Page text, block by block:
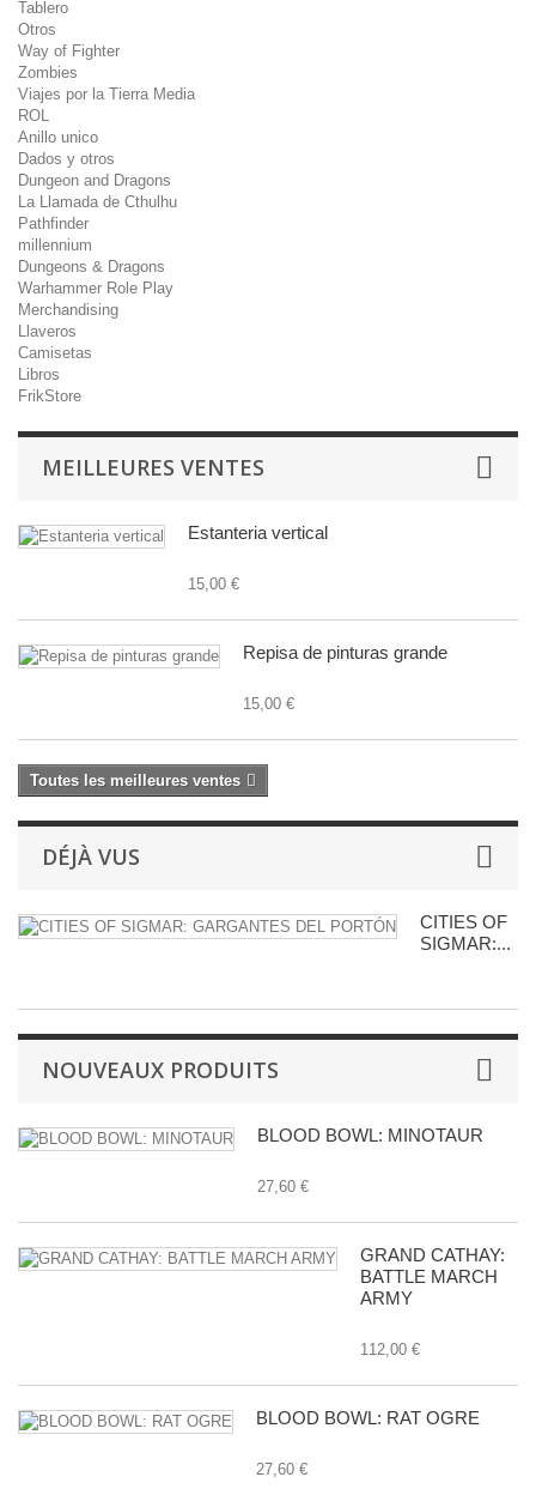
Tablero
Otros
Way of Fighter
Zombies
Viajes por la Tierra Media
ROL
Anillo unico
Dados y otros
Dungeon and Dragons
La Llamada de Cthulhu
Pathfinder
millennium
Dungeons & Dragons
Warhammer Role Play
Merchandising
Llaveros
Camisetas
Libros
FrikStore
MEILLEURES VENTES
Estanteria vertical
15,00 €
Repisa de pinturas grande
15,00 €
Toutes les meilleures ventes
DÉJÀ VUS
CITIES OF
SIGMAR:...
NOUVEAUX PRODUITS
BLOOD BOWL: MINOTAUR
27,60 €
GRAND CATHAY:
BATTLE MARCH
ARMY
112,00 €
BLOOD BOWL: RAT OGRE
27,60 €